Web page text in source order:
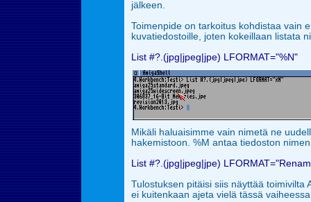
jälkeen.
Toimenpide on tarkoitus kohdistaa vain
kuvatiedostoille, joten kokeillaan listata
List #?.(jpg|jpeg|jpe) LFORMAT="%N"
Mikäli haluaisimme vain nimetä ne
hakemistoon. %M antaa tiedoston
List #?.(jpg|jpeg|jpe)
Tulostuksen pitäisi siis näyttää toimivilta
ei kuitenkaan ajeta vielä tässä